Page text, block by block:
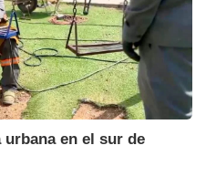
en el sur de